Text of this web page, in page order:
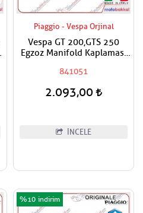
Piaggio - Vespa Orjinal
Vespa GT 200,GTS 250
Egzoz Manifold Kaplaması
841051
2.093,00
İNCELE
%10